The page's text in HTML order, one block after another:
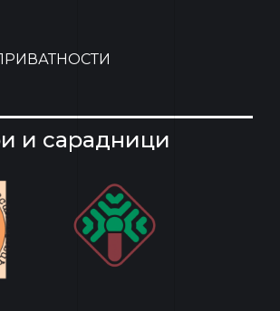
и сарадници